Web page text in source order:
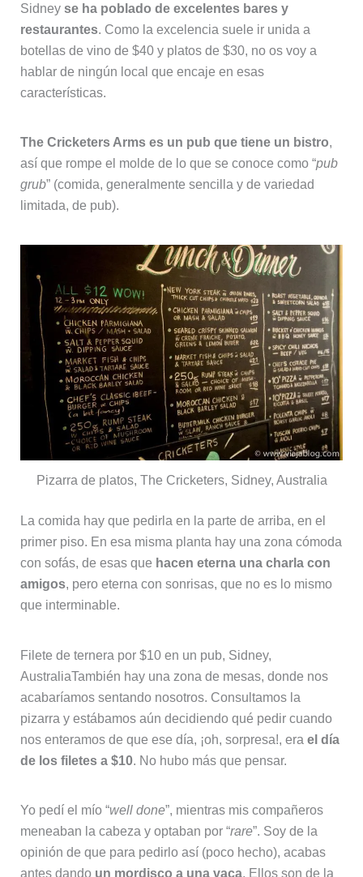
Sidney se ha poblado de excelentes bares y
restaurantes. Como la excelencia suele ir unida a
botellas de vino de $40 y platos de $30, no os voy a
hablar de ningún local que encaje en esas
características.
The Cricketers Arms es un pub que tiene un bistro,
así que rompe el molde de lo que se conoce como “pub
grub” (comida, generalmente sencilla y de variedad
limitada, de pub).
Pizarra de platos, The Cricketers, Sidney, Australia
La comida hay que pedirla en la parte de arriba, en el
primer piso. En esa misma planta hay una zona cómoda
con sofás, de esas que hacen eterna una charla con
amigos, pero eterna con sonrisas, que no es lo mismo
que interminable.
Filete de ternera por $10 en un pub, Sidney,
AustraliaTambién hay una zona de mesas, donde nos
acabaríamos sentando nosotros. Consultamos la
pizarra y estábamos aún decidiendo qué pedir cuando
nos enteramos de que ese día, ¡oh, sorpresa!, era el día
de los filetes a $10. No hubo más que pensar.
Yo pedí el mío “well done”, mientras mis compañeros
meneaban la cabeza y optaban por “rare”. Soy de la
opinión de que para pedirlo así (poco hecho), acabas
antes dando un mordisco a una vaca. Ellos son de la